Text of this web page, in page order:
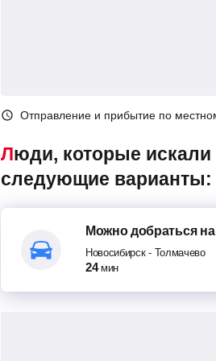
Отправление и прибытие по
Люди, которые искали маршрутки Новосибирск – Толмачево, также смотрели
следующие варианты:
Можно добратьсяна
Новосибирск- Толмачево
24 мин